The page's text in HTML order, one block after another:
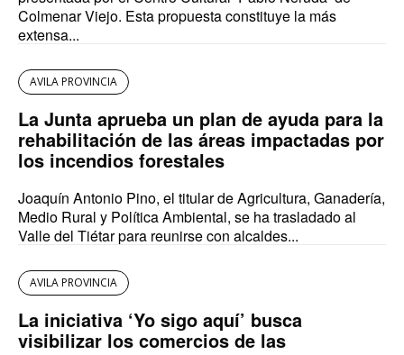
Colmenar Viejo. Esta propuesta constituye la más
extensa...
AVILA PROVINCIA
La Junta aprueba un plan de ayuda para la
rehabilitación de las áreas impactadas por
los incendios forestales
Joaquín Antonio Pino, el titular de Agricultura, Ganadería,
Medio Rural y Política Ambiental, se ha trasladado al
Valle del Tiétar para reunirse con alcaldes...
AVILA PROVINCIA
La iniciativa ‘Yo sigo aquí’ busca
visibilizar los comercios de las